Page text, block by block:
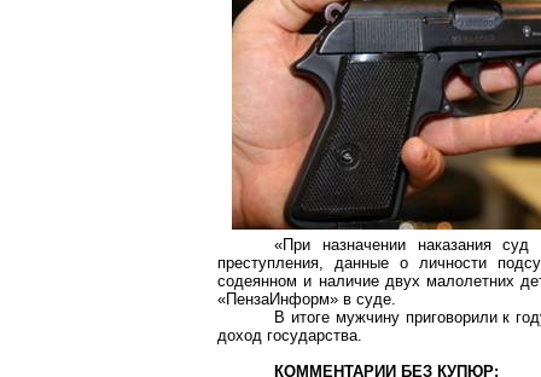
«При назначении наказания
преступления, данные о личности
содеянном и наличие двух малолетних
«ПензаИнформ» в суде.
В итоге мужчину приговорили к
доход государства.
КОММЕНТАРИИ БЕЗ КУПЮР: